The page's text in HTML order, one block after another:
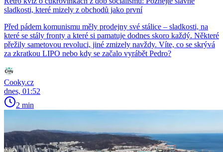
sladkosti, které mizely z obchodů jako první
Před pádem komunismu měly prodejny své stálice – sladkosti, na
které se stály fronty a které si pamatuje dodnes skoro každý. Některé
přežily sametovou revoluci, jiné zmizely navždy. Víte, co se skrývá
za zkratkou LIPO nebo kdy se začalo vyrábět Pedro?
Cooky.cz
dnes, 01:52
2 min